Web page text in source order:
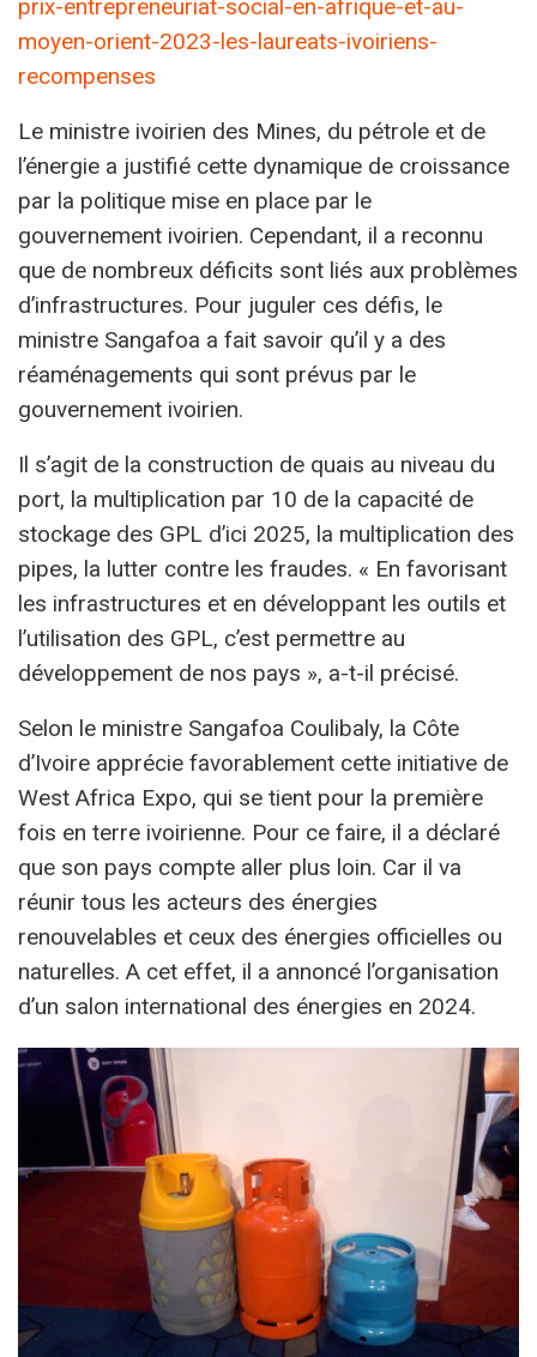
prix-entrepreneuriat-social-en-afrique-et-au-
moyen-orient-2023-les-laureats-ivoiriens-
recompenses
Le ministre ivoirien des Mines, du pétrole et de
l’énergie a justifié cette dynamique de croissance
par la politique mise en place par le
gouvernement ivoirien. Cependant, il a reconnu
que de nombreux déficits sont liés aux problèmes
d’infrastructures. Pour juguler ces défis, le
ministre Sangafoa a fait savoir qu’il y a des
réaménagements qui sont prévus par le
gouvernement ivoirien.
Il s’agit de la construction de quais au niveau du
port, la multiplication par 10 de la capacité de
stockage des GPL d’ici 2025, la multiplication des
pipes, la lutter contre les fraudes. « En favorisant
les infrastructures et en développant les outils et
l’utilisation des GPL, c’est permettre au
développement de nos pays », a-t-il précisé.
Selon le ministre Sangafoa Coulibaly, la Côte
d’Ivoire apprécie favorablement cette initiative de
West Africa Expo, qui se tient pour la première
fois en terre ivoirienne. Pour ce faire, il a déclaré
que son pays compte aller plus loin. Car il va
réunir tous les acteurs des énergies
renouvelables et ceux des énergies officielles ou
naturelles. A cet effet, il a annoncé l’organisation
d’un salon international des énergies en 2024.